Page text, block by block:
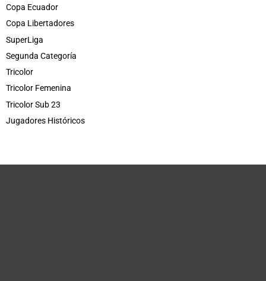
Copa Ecuador
Copa Libertadores
SuperLiga
Segunda Categoría
Tricolor
Tricolor Femenina
Tricolor Sub 23
Jugadores Históricos